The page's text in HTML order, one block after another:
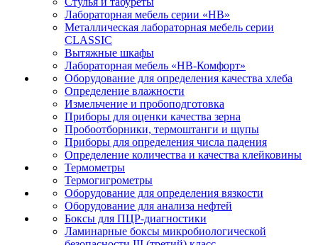
Лабораторная мебель серии «НВ»
Металлическая лабораторная мебель серии
CLASSIC
Вытяжные шкафы
Лабораторная мебель «НВ-Комфорт»
Оборудование для определения качества хлеба
Определение влажности
Измельчение и пробоподготовка
Приборы для оценки качества зерна
Пробоотборники, термоштанги и щупы
Приборы для определения числа падения
Определение количества и качества клейковины
Термометры
Термогигрометры
Оборудование для определения вязкости
Оборудование для анализа нефтей
Боксы для ПЦР-диагностики
Ламинарные боксы микробиологической